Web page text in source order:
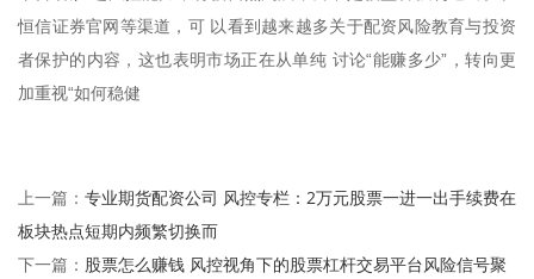
恒信证券官网等渠道，可 以看到越来越多关于配资风险教育与投资
者保护的内容，这也表明市场正在从单纯 讨论“能赚多少”，转向更
加重视“如何稳健
上一篇： 专业期货配资公司 风控专栏：2万元股票一进一出手续费在
板块热点短期内频繁切换而
下一篇： 股票怎么赚钱 风控视角下的股票杠杆交易平台风险信号聚